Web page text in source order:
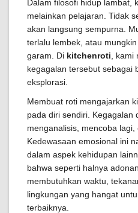
Dalam filosofi hidup lambat,
melainkan pelajaran. Tidak
akan langsung sempurna.
terlalu lembek, atau
garam. Di kitchenroti ,
kegagalan tersebut sebagai
eksplorasi.
Membuat roti mengajarkan
pada diri sendiri. Kegagalan
menganalisis, mencoba lagi,
Kedewasaan emosional ini
dalam aspek kehidupan
bahwa seperti halnya
membutuhkan waktu,
lingkungan yang hangat
terbaiknya.